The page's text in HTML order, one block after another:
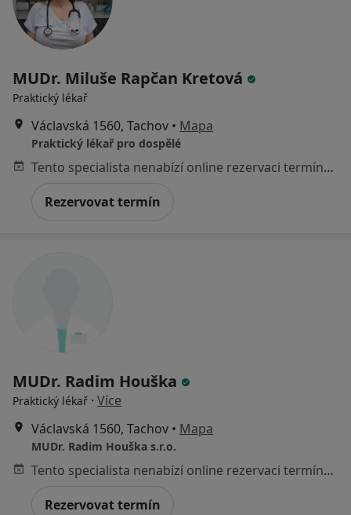
MUDr. Miluše Rapčan Kretová
Praktický lékař
Václavská 1560, Tachov • Mapa
Praktický lékař pro dospělé
Tento specialista nenabízí online rezervaci termínu na této adrese.
Rezervovat termín
MUDr. Radim Houška
Praktický lékař · Více
Václavská 1560, Tachov • Mapa
MUDr. Radim Houška s.r.o.
Tento specialista nenabízí online rezervaci termínu na této adrese.
Rezervovat termín